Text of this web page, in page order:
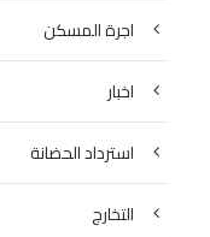
اجرة المسكن
اخبار
استرداد الحضانة
التخارج